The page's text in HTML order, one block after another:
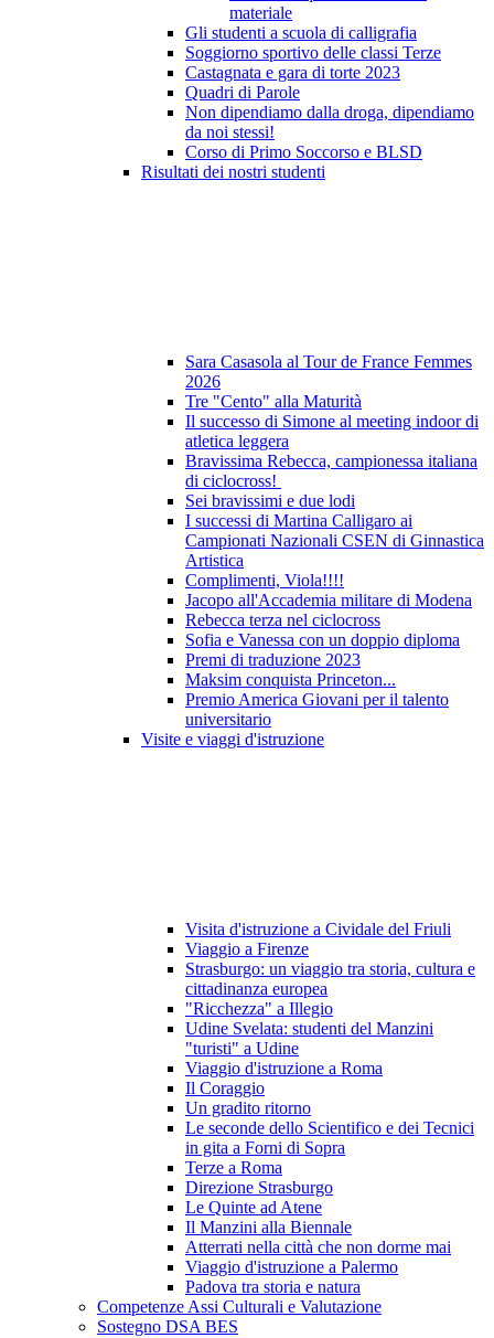
materiale
Gli studenti a scuola di calligrafia
Soggiorno sportivo delle classi Terze
Castagnata e gara di torte 2023
Quadri di Parole
Non dipendiamo dalla droga, dipendiamo
da noi stessi!
Corso di Primo Soccorso e BLSD
Risultati dei nostri studenti
Sara Casasola al Tour de France Femmes
2026
Tre "Cento" alla Maturità
Il successo di Simone al meeting indoor di
atletica leggera
Bravissima Rebecca, campionessa italiana
di ciclocross!
Sei bravissimi e due lodi
I successi di Martina Calligaro ai
Campionati Nazionali CSEN di Ginnastica
Artistica
Complimenti, Viola!!!!
Jacopo all'Accademia militare di Modena
Rebecca terza nel ciclocross
Sofia e Vanessa con un doppio diploma
Premi di traduzione 2023
Maksim conquista Princeton...
Premio America Giovani per il talento
universitario
Visite e viaggi d'istruzione
Visita d'istruzione a Cividale del Friuli
Viaggio a Firenze
Strasburgo: un viaggio tra storia, cultura e
cittadinanza europea
"Ricchezza" a Illegio
Udine Svelata: studenti del Manzini
"turisti" a Udine
Viaggio d'istruzione a Roma
Il Coraggio
Un gradito ritorno
Le seconde dello Scientifico e dei Tecnici
in gita a Forni di Sopra
Terze a Roma
Direzione Strasburgo
Le Quinte ad Atene
Il Manzini alla Biennale
Atterrati nella città che non dorme mai
Viaggio d'istruzione a Palermo
Padova tra storia e natura
Competenze Assi Culturali e Valutazione
Sostegno DSA BES